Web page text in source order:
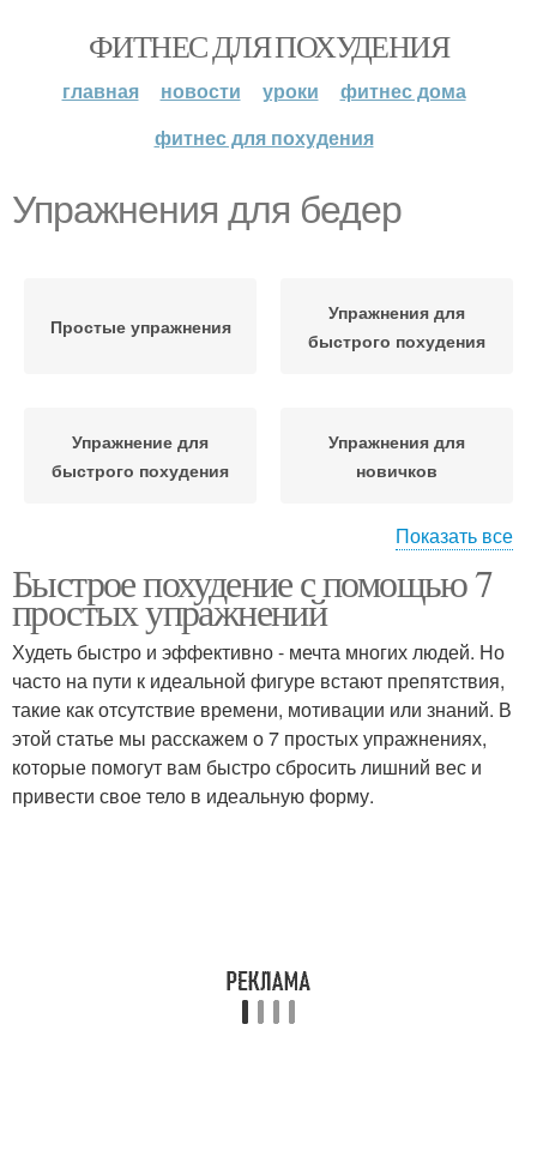
ФИТНЕС ДЛЯ ПОХУДЕНИЯ
главная новости уроки
фитнес дома
фитнес для похудения
Упражнения для бедер
Простые упражнения
Упражнения для
быстрого похудения
Упражнение для
быстрого похудения
Упражнения для
новичков
галифе
похудения
Эффективные
упражнения
Упражнения для мышц
Упражнения для талии
Показать все
Быстрое похудение с помощью 7
простых упражнений
Худеть быстро и эффективно - мечта многих людей. Но
часто на пути к идеальной фигуре встают препятствия,
такие как отсутствие времени, мотивации или знаний. В
этой статье мы расскажем о 7 простых упражнениях,
которые помогут вам быстро сбросить лишний вес и
привести свое тело в идеальную форму.